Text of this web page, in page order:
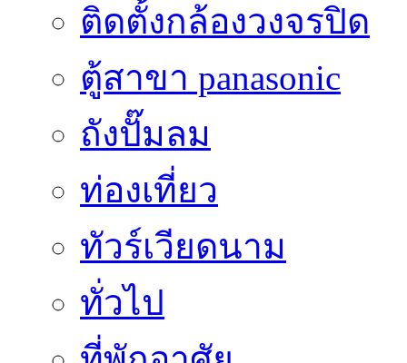
ติดตั้งกล้องวงจรปิด
ตู้สาขา panasonic
ถังปั๊มลม
ท่องเที่ยว
ทัวร์เวียดนาม
ทั่วไป